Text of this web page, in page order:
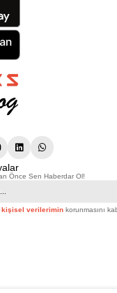
Önce Sen Haberdar Ol!
kişisel verilerimin korunmasını